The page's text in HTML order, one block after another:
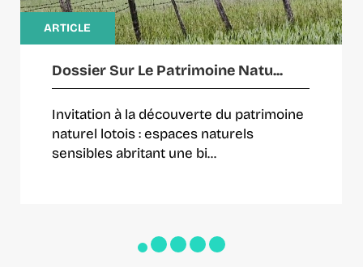
ARTICLE
Dossier Sur Le Patrimoine Natu...
Invitation à la découverte du patrimoine
naturel lotois : espaces naturels
sensibles abritant une bi...